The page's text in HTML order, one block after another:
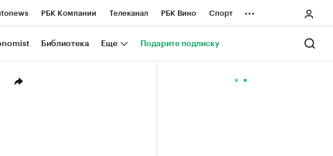
РБК Компании Телеканал РБК Вино Спорт
Национальные проекты Город
...
Библиотека Еще Подарите подписку